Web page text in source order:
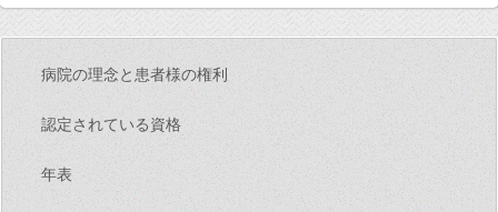
病院の理念と患者様の権利
認定されている資格
年表